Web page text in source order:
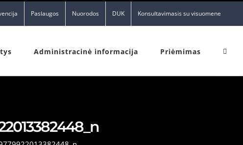
Paslaugos Nuorodos DUK Konsultavimasis su visuomene
Administracinė informacija Priėmimas